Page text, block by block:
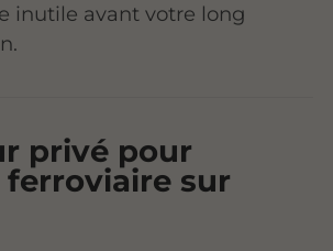
inutile avant votre long
privé pour
sur